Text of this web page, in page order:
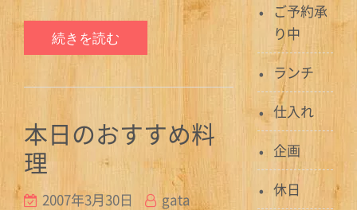
続きを読む
本日のおすすめ料
理
2007年3月30日
gata
ご予約承
り中
ランチ
仕入れ
企画
休日